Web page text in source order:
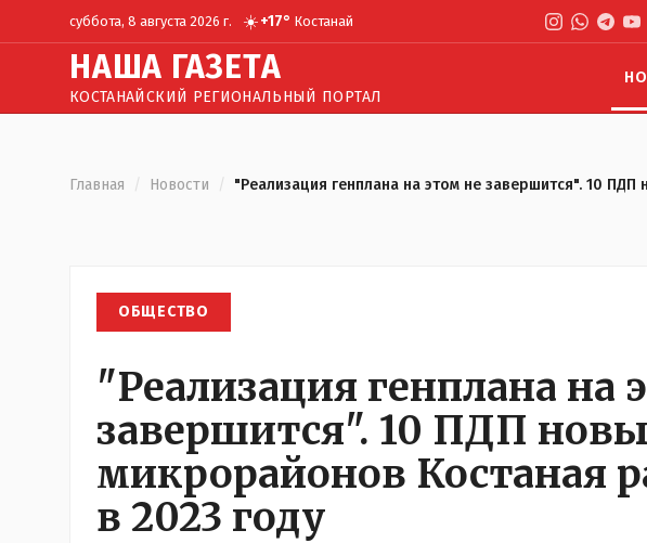
суббота, 8 августа 2026 г. ☀️+17° Костанай
НАША ГАЗЕТА
КОСТАНАЙСКИЙ РЕГИОНАЛЬНЫЙ ПОРТАЛ
Главная / Новости / "Реализация генплана на этом не завершится". 10
ОБЩЕСТВО
"Реализация генплана на
завершится". 10 ПДП
микрорайонов Костаная
в 2023 году